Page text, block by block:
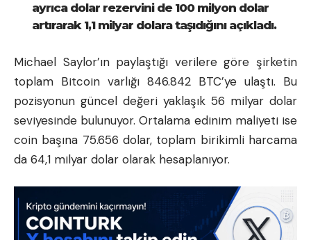
ayrıca dolar rezervini de 100 milyon dolar
artırarak 1,1 milyar dolara taşıdığını açıkladı.
Michael Saylor’ın paylaştığı verilere göre şirketin
toplam Bitcoin varlığı 846.842 BTC’ye ulaştı. Bu
pozisyonun güncel değeri yaklaşık 56 milyar dolar
seviyesinde bulunuyor. Ortalama edinim maliyeti ise
coin başına 75.656 dolar, toplam birikimli harcama
da 64,1 milyar dolar olarak hesaplanıyor.